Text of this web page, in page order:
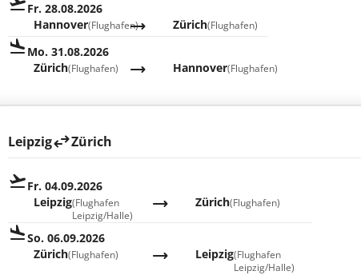
Fr. 28.08.2026
Hannover(Flughafen) Zürich(Flughafen)
Mo. 31.08.2026
Hannover(Flughafen)
Zürich(Flughafen)
Leipzig Zürich
Fr. 04.09.2026
Leipzig(Flughafen
Leipzig/Halle)
Zürich(Flughafen)
So. 06.09.2026
Leipzig(Flughafen
Leipzig/Halle)
Zürich(Flughafen)